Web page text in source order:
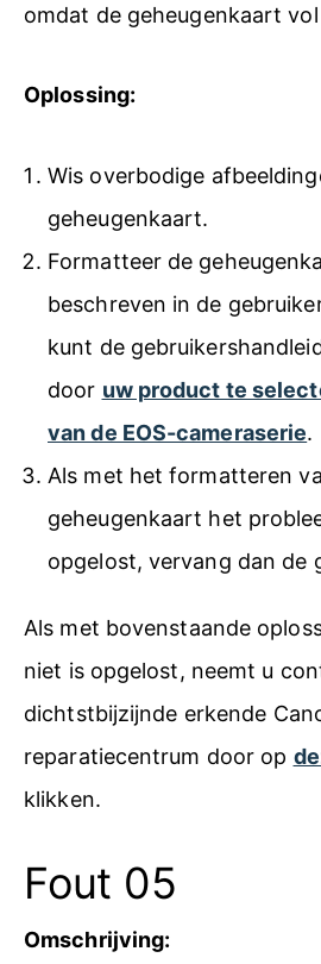
omdat de geheugenkaart vol
Oplossing:
Wis overbodige
geheugenkaart.
Formatteer de
beschreven in de
kunt de
door uw product te
van de EOS-cameraserie.
Als met het formatteren
geheugenkaart het
opgelost, vervang dan de
Als met bovenstaande
niet is opgelost, neemt u
dichtstbijzijnde erkende
reparatiecentrum door op
klikken.
Fout 05
Omschrijving: